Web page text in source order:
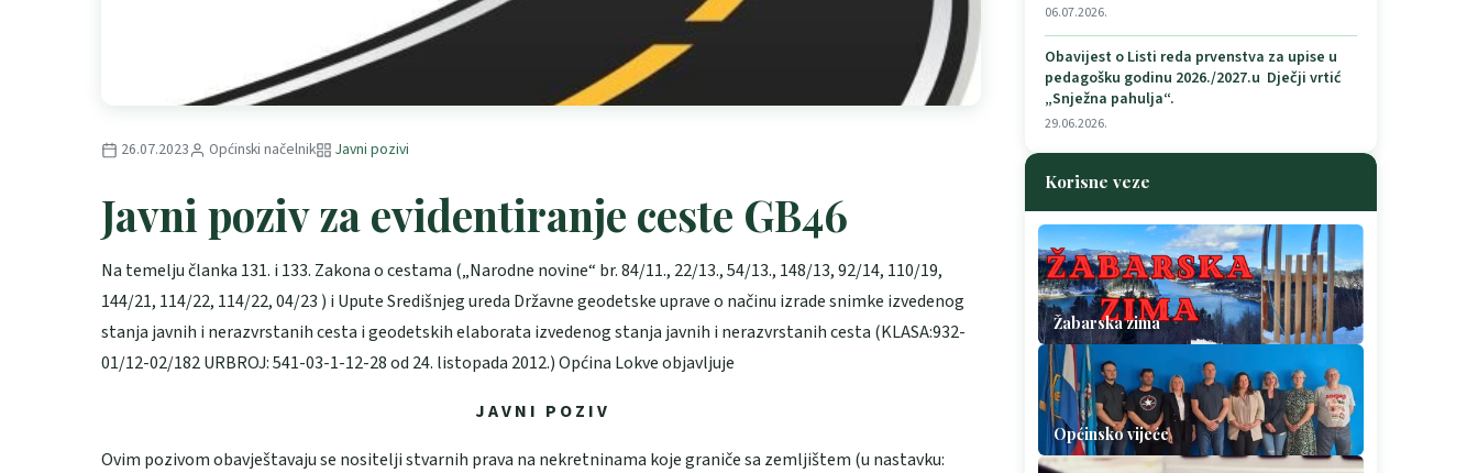
26.07.2023 Općinski načelnik Javni pozivi
Javni poziv za evidentiranje ceste GB46
Na temelju članka 131. i 133. Zakona o cestama („Narodne novine“ br. 84/11., 22/13., 54/13., 148/13, 92/14, 110/19,
144/21, 114/22, 114/22, 04/23 ) i Upute Središnjeg ureda Državne geodetske uprave o načinu izrade snimke izvedenog
stanja javnih i nerazvrstanih cesta i geodetskih elaborata izvedenog stanja javnih i nerazvrstanih cesta (KLASA:932-
01/12-02/182 URBROJ: 541-03-1-12-28 od 24. listopada 2012.) Općina Lokve objavljuje
J A V N I P O Z I V
Ovim pozivom obavještavaju se nositelji stvarnih prava na nekretninama koje graniče sa zemljištem (u nastavku:
06.07.2026.
Obavijest o Listi reda prvenstva za upise u
pedagošku godinu 2026./2027.u Dječji vrtić
„Snježna pahulja“.
29.06.2026.
Korisne veze
Žabarska zima
Općinsko vijeće